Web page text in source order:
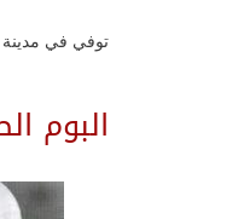
توفي في مدينة “كارلوفي فاري”
البوم